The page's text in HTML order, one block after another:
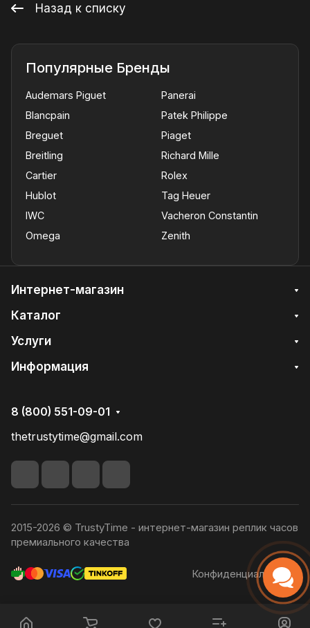
Назад к списку
Популярные Бренды
Audemars Piguet
Blancpain
Breguet
Breitling
Cartier
Hublot
IWC
Omega
Panerai
Patek Philippe
Piaget
Richard Mille
Rolex
Tag Heuer
Vacheron Constantin
Zenith
Интернет-магазин
Каталог
Услуги
Информация
8 (800) 551-09-01
thetrustytime@gmail.com
2015-2026 © TrustyTime - интернет-магазин реплик часов
премиального качества
Конфиденциальность